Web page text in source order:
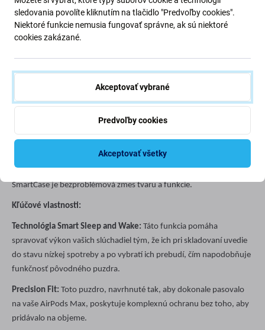
Ak hľadáte náhradu za stratené alebo poškodené puzdro na
slúchadlá a zároveň zachovalo kľúčové funkcie nevyhnutné na
predĺženie životnosti batérie a zabezpečenie robustnej ochrany.
SmartCase je bezproblémová zmes tvaru a funkcie.
Kľúčové vlastnosti:
Technológia Smart Sleep and Wake: Táto funkcia pomáha
spravovať výkon vašich slúchadiel tým, že ich pri skladovaní uvedie
do stavu nízkej spotreby a po vybratí ich prebudí, čím napodobňuje
funkčnosť pôvodného puzdra.
Precision Fit: Toto puzdro, navrhnuté tak, aby dokonale pasovalo
na vaše AirPods Max, poskytuje komplexnú ochranu bez toho, aby
pridávalo na objeme.
sledovania povolíte kliknutím na tlačidlo "Predvoľby cookies".
Niektoré funkcie nemusia fungovať správne, ak sú niektoré
cookies zakázané.
Akceptovať vybrané
Predvoľby cookies
Akceptovať všetky